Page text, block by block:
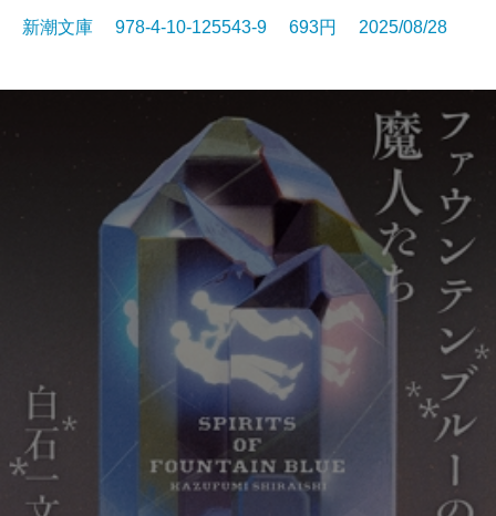
新潮文庫 978-4-10-125543-9 693円 2025/08/28